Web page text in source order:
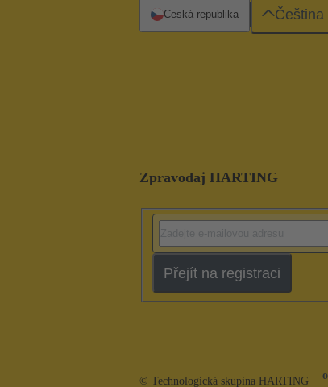
Zpravodaj HARTING
Přejít na registraci
Česká republika Čeština
© Technologická skupina HARTING